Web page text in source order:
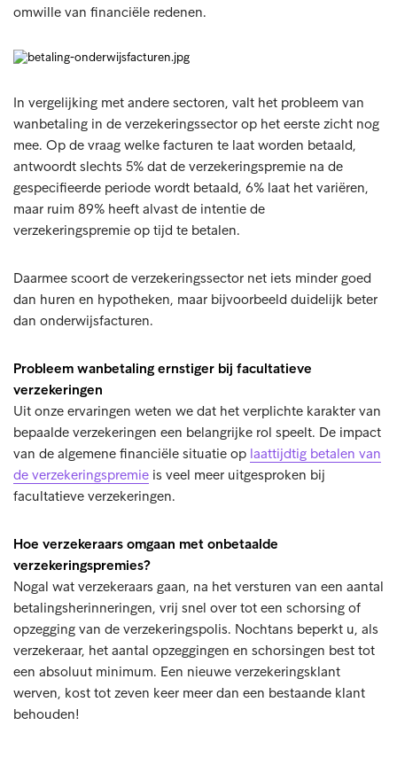
omwille van financiële redenen.
In vergelijking met andere sectoren, valt het probleem van
wanbetaling in de verzekeringssector op het eerste zicht nog
mee. Op de vraag welke facturen te laat worden betaald,
antwoordt slechts 5% dat de verzekeringspremie na de
gespecifieerde periode wordt betaald, 6% laat het variëren,
maar ruim 89% heeft alvast de intentie de
verzekeringspremie op tijd te betalen.
Daarmee scoort de verzekeringssector net iets minder goed
dan huren en hypotheken, maar bijvoorbeeld duidelijk beter
dan onderwijsfacturen.
Probleem wanbetaling ernstiger bij facultatieve
verzekeringen
Uit onze ervaringen weten we dat het verplichte karakter van
bepaalde verzekeringen een belangrijke rol speelt. De impact
van de algemene financiële situatie op laattijdtig betalen van
de verzekeringspremie is veel meer uitgesproken bij
facultatieve verzekeringen.
Hoe verzekeraars omgaan met onbetaalde
verzekeringspremies?
Nogal wat verzekeraars gaan, na het versturen van een aantal
betalingsherinneringen, vrij snel over tot een schorsing of
opzegging van de verzekeringspolis. Nochtans beperkt u, als
verzekeraar, het aantal opzeggingen en schorsingen best tot
een absoluut minimum. Een nieuwe verzekeringsklant
werven, kost tot zeven keer meer dan een bestaande klant
behouden!